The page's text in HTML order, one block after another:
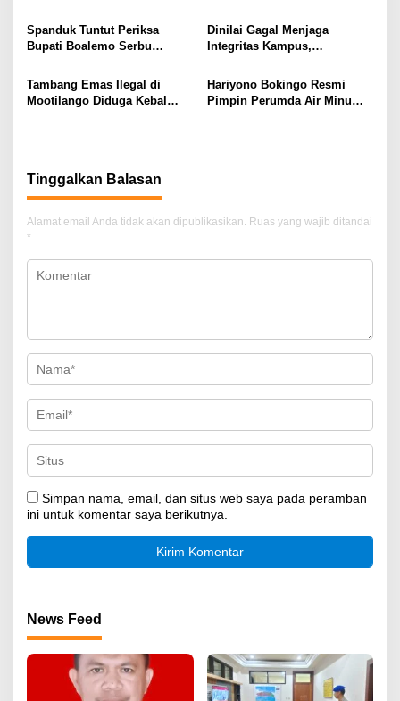
o
Spanduk Tuntut Periksa
Bupati Boalemo Serbu
Dugaan Fee Proyek Mencuat
ke Kejaksaan Agung
Dinilai Gagal Menjaga
Integritas Kampus,
UNG Copot WR3
Tambang Emas Ilegal di
Mootilango Diduga Kebal
Hariyono Bokingo Resmi
Pimpin Perumda Air Minum
Tinggalkan Balasan
Alamat email Anda tidak akan dipublikasikan. Ruas yang wajib ditandai
*
Simpan nama, email, dan situs web saya pada peramban
ini untuk komentar saya berikutnya.
News Feed